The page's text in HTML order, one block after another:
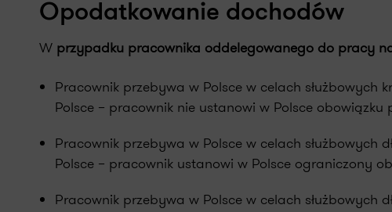
Opodatkowanie dochodów
W przypadku pracownika oddelegowanego do pracy
Pracownik przebywa w Polsce w celach
Polsce – pracownik nie ustanowi w Polsce obowiązku
Pracownik przebywa w Polsce w celach służbowych
Polsce – pracownik ustanowi w Polsce ograniczony
Pracownik przebywa w Polsce w celach służbowych